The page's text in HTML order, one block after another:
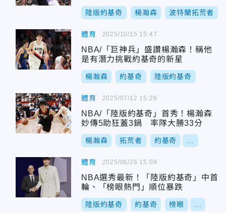
陸版約基奇 楊瀚森 波特蘭拓荒者
體育
NBA/「巨神兵」盛讚楊瀚森！稱他
是有潛力挑戰約基奇的新星
楊瀚森 約基奇 陸版約基奇
2025/10/15 15:47
體育
NBA/「陸版約基奇」首秀！楊瀚森
妙傳5助狂蓋3鍋 率隊大勝33分
楊瀚森 拓荒者 約基奇
2025/07/12 15:28
體育
NBA選秀最新！「陸版約基奇」中首
輪、「榜眼熱門」順位暴跌
陸版約基奇 約基奇 榜眼
2025/06/26 15:09